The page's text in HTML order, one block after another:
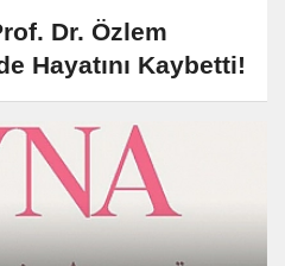
Dr. Özlem
Hayatını Kaybetti!